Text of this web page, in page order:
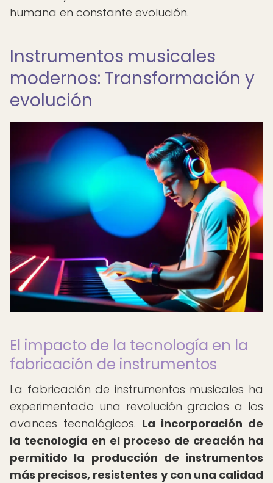
humana en constante evolución.
Instrumentos musicales
modernos: Transformación y
evolución
El impacto de la tecnología en la
fabricación de instrumentos
La fabricación de instrumentos musicales ha
experimentado una revolución gracias a los
avances tecnológicos. La incorporación de
la tecnología en el proceso de creación ha
permitido la producción de instrumentos
más precisos, resistentes y con una calidad